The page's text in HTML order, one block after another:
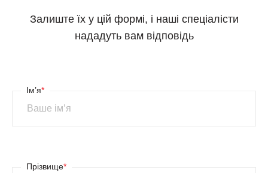
Залиште їх у цій формі, і наші спеціалісти
нададуть вам відповідь
Ім’я*
Прізвище*